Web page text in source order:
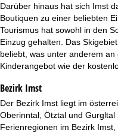
Darüber hinaus hat sich Imst
Boutiquen zu einer beliebten
Tourismus hat sowohl in den
Einzug gehalten. Das
beliebt, was unter anderem
Kinderangebot wie der
Bezirk Imst
Der Bezirk Imst liegt im
Oberinntal, Ötztal und
Ferienregionen im Bezirk